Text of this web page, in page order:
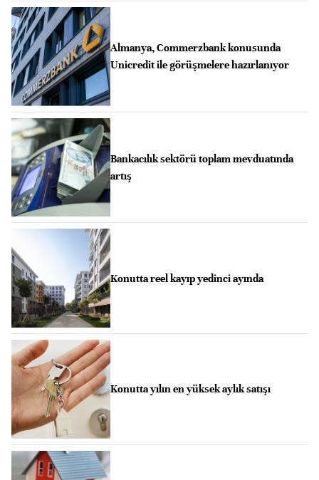
Almanya, Commerzbank konusunda
Unicredit ile görüşmelere hazırlanıyor
Bankacılık sektörü toplam mevduatında
artış
Konutta reel kayıp yedinci ayında
Konutta yılın en yüksek aylık satışı